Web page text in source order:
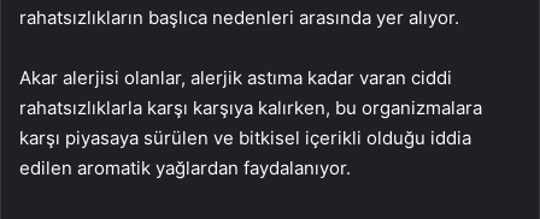
rahatsızlıkların başlıca nedenleri arasında yer alıyor.
Akar alerjisi olanlar, alerjik astıma kadar varan ciddi
rahatsızlıklarla karşı karşıya kalırken, bu organizmalara
karşı piyasaya sürülen ve bitkisel içerikli olduğu iddia
edilen aromatik yağlardan faydalanıyor.